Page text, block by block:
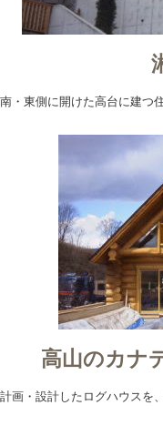
南・東側に開けた高台に建つ
高山のカナ
計画・設計したログハウスを